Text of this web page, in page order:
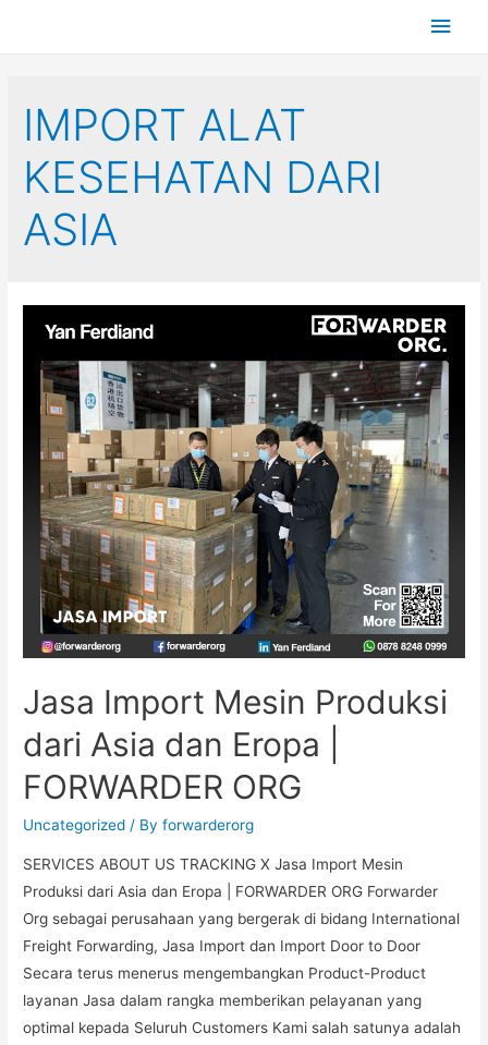
IMPORT ALAT
KESEHATAN DARI
ASIA
Jasa Import Mesin Produksi
dari Asia dan Eropa |
FORWARDER ORG
Uncategorized / Byforwarderorg
SERVICES ABOUT US TRACKING X Jasa Import Mesin
Produksi dari Asia dan Eropa | FORWARDER ORG Forwarder
Org sebagai perusahaan yang bergerak di bidang International
Freight Forwarding, Jasa Import dan Import Door to Door
Secara terus menerus mengembangkan Product-Product
layanan Jasa dalam rangka memberikan pelayanan yang
optimal kepada Seluruh Customers Kami salah satunya adalah